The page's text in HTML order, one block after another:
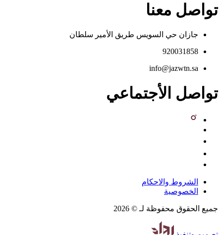
تواصل معنا
جازان حي السويس طريق الأمير سلطان
920031858
info@jazwtn.sa
تواصل الأجتماعي
الشروط والاحكام
الخصوصية
جميع الحقوق محفوظة لـ © 2026